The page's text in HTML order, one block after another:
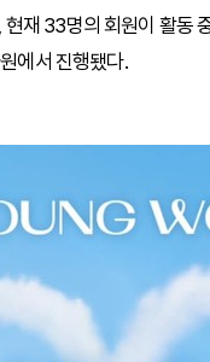
재 33명의 회원이 활동
에서 진행됐다.